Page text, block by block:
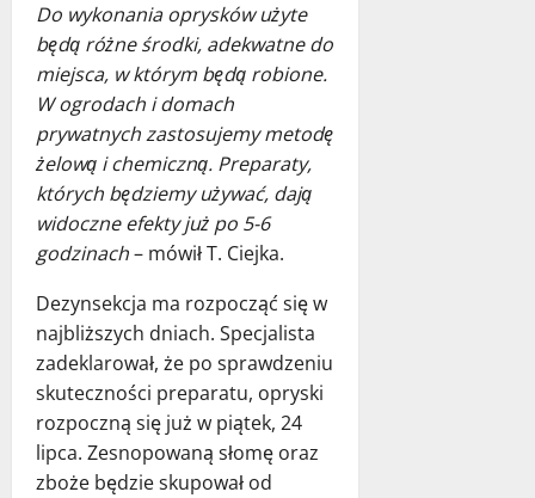
Do wykonania oprysków użyte
będą różne środki, adekwatne do
miejsca, w którym będą robione.
W ogrodach i domach
prywatnych zastosujemy metodę
żelową i chemiczną. Preparaty,
których będziemy używać, dają
widoczne efekty już po 5-6
godzinach– mówił T. Ciejka.
Dezynsekcja ma rozpocząć się w
najbliższych dniach. Specjalista
zadeklarował, że po sprawdzeniu
skuteczności preparatu, opryski
rozpoczną się już w piątek, 24
lipca. Zesnopowaną słomę oraz
zboże będzie skupował od